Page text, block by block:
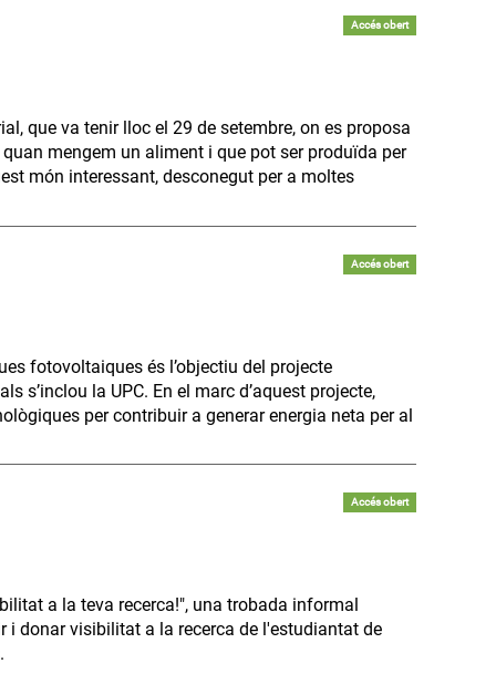
Accés obert
que va tenir lloc el 29 de setembre, on es proposa
mengem un aliment i que pot ser produïda per
món interessant, desconegut per a moltes
Accés obert
fotovoltaiques és l’objectiu del projecte
s’inclou la UPC. En el marc d’aquest projecte,
per contribuir a generar energia neta per al
Accés obert
a la teva recerca!", una trobada informal
i donar visibilitat a la recerca de l'estudiantat de